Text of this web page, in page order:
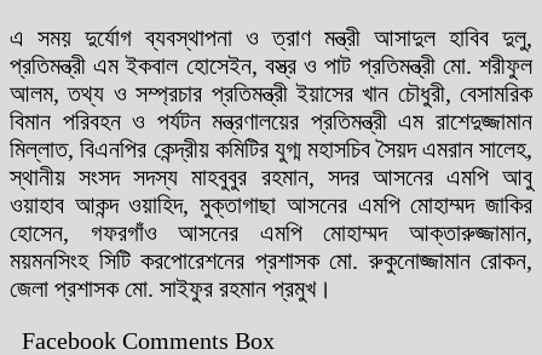
এ সময় দুর্যোগ ব্যবস্থাপনা ও ত্রাণ মন্ত্রী আসাদুল হাবিব দুলু,
প্রতিমন্ত্রী এম ইকবাল হোসেইন, বস্ত্র ও পাট প্রতিমন্ত্রী মো. শরীফুল
আলম, তথ্য ও সম্প্রচার প্রতিমন্ত্রী ইয়াসের খান চৌধুরী, বেসামরিক
বিমান পরিবহন ও পর্যটন মন্ত্রণালয়ের প্রতিমন্ত্রী এম রাশেদুজ্জামান
মিল্লাত, বিএনপির কেন্দ্রীয় কমিটির যুগ্ম মহাসচিব সৈয়দ এমরান সালেহ,
স্থানীয় সংসদ সদস্য মাহবুবুর রহমান, সদর আসনের এমপি আবু
ওয়াহাব আকন্দ ওয়াহিদ, মুক্তাগাছা আসনের এমপি মোহাম্মদ জাকির
হোসেন, গফরগাঁও আসনের এমপি মোহাম্মদ আক্তারুজ্জামান,
ময়মনসিংহ সিটি করপোরেশনের প্রশাসক মো. রুকুনোজ্জামান রোকন,
জেলা প্রশাসক মো. সাইফুর রহমান প্রমুখ।
Facebook Comments Box